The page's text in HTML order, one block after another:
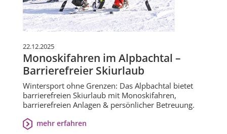
22.12.2025
Monoskifahren im Alpbachtal –
Barrierefreier Skiurlaub
Wintersport ohne Grenzen: Das Alpbachtal bietet
barrierefreien Skiurlaub mit Monoskifahren,
barrierefreien Anlagen & persönlicher Betreuung.
mehr erfahren